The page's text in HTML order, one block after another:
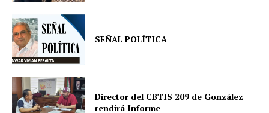
SEÑAL POLÍTICA
Director del CBTIS 209 de González
rendirá Informe